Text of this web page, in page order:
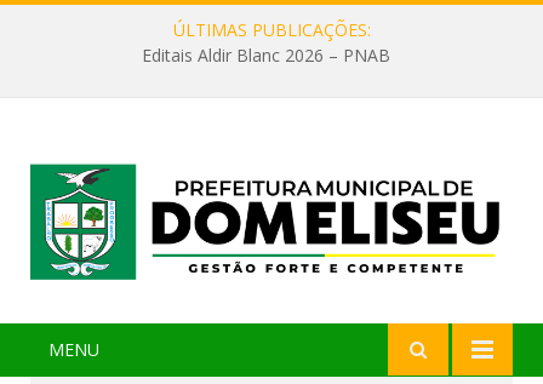
ÚLTIMAS PUBLICAÇÕES:
Editais Aldir Blanc 2026 – PNAB
MENU